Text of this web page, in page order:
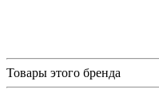
Товары этого бренда